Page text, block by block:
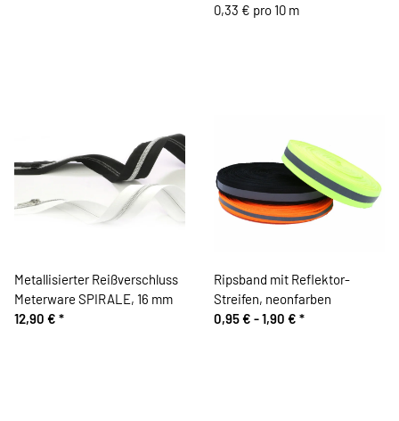
0,33 € pro 10 m
Metallisierter Reißverschluss
Meterware SPIRALE, 16 mm
12,90 € *
Ripsband mit Reflektor-
Streifen, neonfarben
0,95 € -1,90 € *